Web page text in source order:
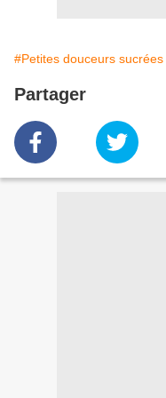
#Petites douceurs sucrées
Partager